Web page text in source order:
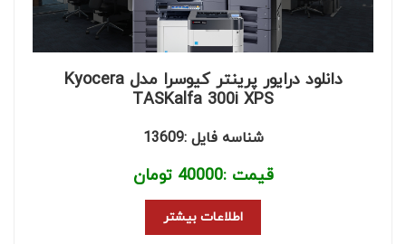
دانلود درایور پرینتر کیوسرا مدل Kyocera
TASKalfa 300i XPS
شناسه فایل :13609
قیمت :40000 تومان
اطلاعات بیشتر